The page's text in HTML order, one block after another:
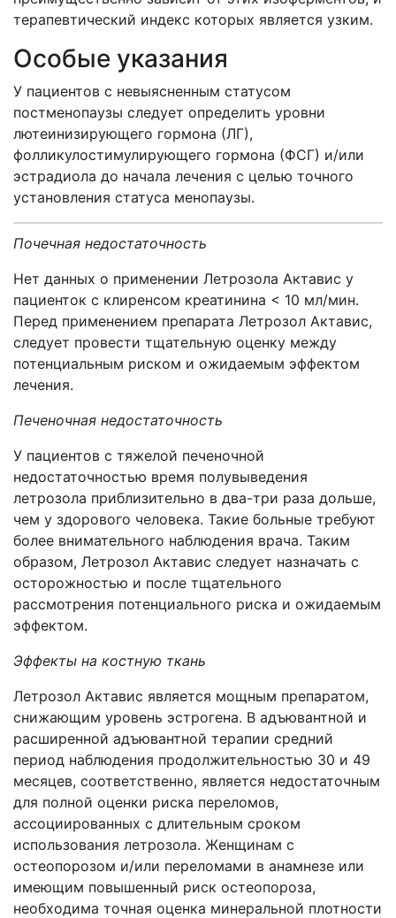
терапевтический индекс которых является узким.
Особые указания
У пациентов с невыясненным статусом
постменопаузы следует определить уровни
лютеинизирующего гормона (ЛГ),
фолликулостимулирующего гормона (ФСГ) и/или
эстрадиола до начала лечения с целью точного
установления статуса менопаузы.
Почечная недостаточность
Нет данных о применении Летрозола Актавис у
пациенток с клиренсом креатинина < 10 мл/мин.
Перед применением препарата Летрозол Актавис,
следует провести тщательную оценку между
потенциальным риском и ожидаемым эффектом
лечения.
Печеночная недостаточность
У пациентов с тяжелой печеночной
недостаточностью время полувыведения
летрозола приблизительно в два-три раза дольше,
чем у здорового человека. Такие больные требуют
более внимательного наблюдения врача. Таким
образом, Летрозол Актавис следует назначать с
осторожностью и после тщательного
рассмотрения потенциального риска и ожидаемым
эффектом.
Эффекты на костную ткань
Летрозол Актавис является мощным препаратом,
снижающим уровень эстрогена. В адъювантной и
расширенной адъювантной терапии средний
период наблюдения продолжительностью 30 и 49
месяцев, соответственно, является недостаточным
для полной оценки риска переломов,
ассоциированных с длительным сроком
использования летрозола. Женщинам с
остеопорозом и/или переломами в анамнезе или
имеющим повышенный риск остеопороза,
необходима точная оценка минеральной плотности